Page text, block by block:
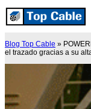
Blog Top Cable »
el trazado gracias a su